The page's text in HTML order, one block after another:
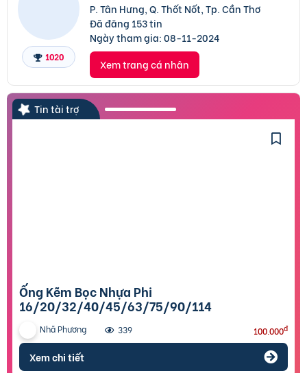
1020
P. Tân Hưng, Q. Thốt Nốt, Tp. Cần Thơ
Đã đăng 153 tin
Ngày tham gia:08-11-2024
Xem trang cá nhân
Tin tài trợ
Ống Kẽm Bọc Nhựa Phi
16/20/32/40/45/63/75/90/114
Nhã Phương 339 100.000đ
Xem chi tiết